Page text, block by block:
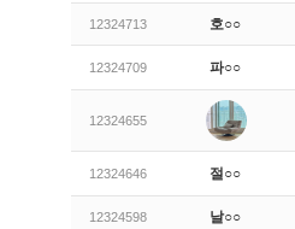
12324713 호○○
12324709 파○○
12324655
12324646 절○○
12324598 날○○